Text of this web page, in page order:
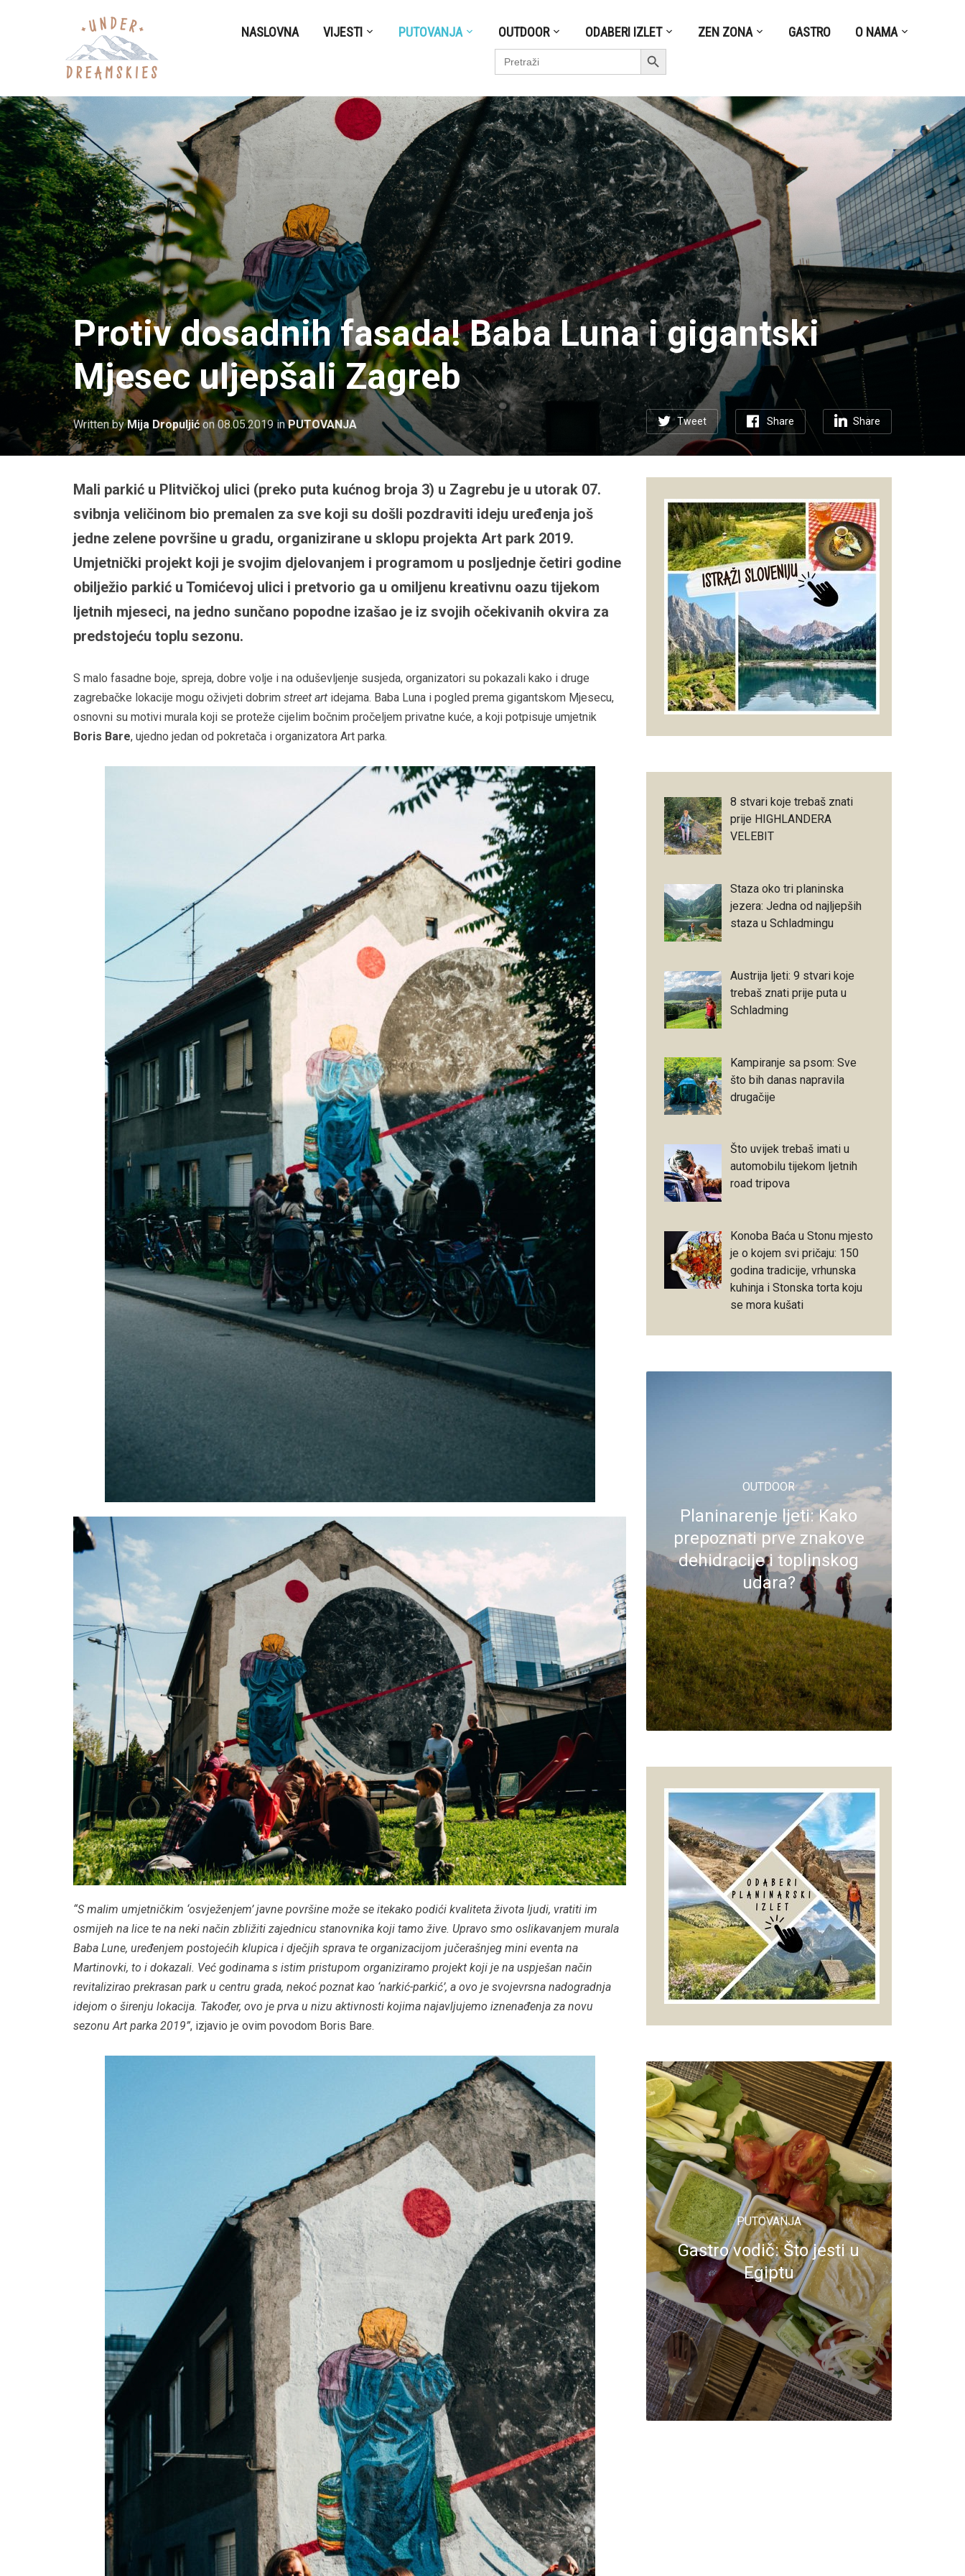
NASLOVNA VIJESTI PUTOVANJA OUTDOOR ODABERI IZLET ZEN ZONA GASTRO O NAMA
Search
for:
Search Button
Protiv dosadnih fasada! Baba Luna i gigantski
Mjesec uljepšali Zagreb
Tweet Share Share
Written byMija Dropuljić on08.05.2019 inPUTOVANJA
Mali parkić u Plitvičkoj ulici (preko puta kućnog broja 3) u Zagrebu je u utorak 07.
svibnja veličinom bio premalen za sve koji su došli pozdraviti ideju uređenja još
jedne zelene površine u gradu, organizirane u sklopu projekta Art park 2019.
Umjetnički projekt koji je svojim djelovanjem i programom u posljednje četiri godine
obilježio parkić u Tomićevoj ulici i pretvorio ga u omiljenu kreativnu oazu tijekom
ljetnih mjeseci, na jedno sunčano popodne izašao je iz svojih očekivanih okvira za
predstojeću toplu sezonu.
S malo fasadne boje, spreja, dobre volje i na oduševljenje susjeda, organizatori su pokazali kako i druge
zagrebačke lokacije mogu oživjeti dobrim street art idejama. Baba Luna i pogled prema gigantskom Mjesecu,
osnovni su motivi murala koji se proteže cijelim bočnim pročeljem privatne kuće, a koji potpisuje umjetnik
Boris Bare, ujedno jedan od pokretača i organizatora Art parka.
“S malim umjetničkim ‘osvježenjem’ javne površine može se itekako podići kvaliteta života ljudi, vratiti im
osmijeh na lice te na neki način zbližiti zajednicu stanovnika koji tamo žive. Upravo smo oslikavanjem murala
Baba Lune, uređenjem postojećih klupica i dječjih sprava te organizacijom jučerašnjeg mini eventa na
Martinovki, to i dokazali. Već godinama s istim pristupom organiziramo projekt koji je na uspješan način
revitalizirao prekrasan park u centru grada, nekoć poznat kao ‘narkić-parkić’, a ovo je svojevrsna nadogradnja
idejom o širenju lokacija. Također, ovo je prva u nizu aktivnosti kojima najavljujemo iznenađenja za novu
sezonu Art parka 2019”, izjavio je ovim povodom Boris Bare.
8 stvari koje trebaš znati
prije HIGHLANDERA
VELEBIT
Staza oko tri planinska
jezera: Jedna od najljepših
staza u Schladmingu
Austrija ljeti: 9 stvari koje
trebaš znati prije puta u
Schladming
Kampiranje sa psom: Sve
što bih danas napravila
drugačije
Što uvijek trebaš imati u
automobilu tijekom ljetnih
road tripova
Konoba Baća u Stonu mjesto
je o kojem svi pričaju: 150
godina tradicije, vrhunska
kuhinja i Stonska torta koju
se mora kušati
OUTDOOR
Planinarenje ljeti: Kako
prepoznati prve znakove
dehidracije i toplinskog
udara?
PUTOVANJA
Gastro vodič: Što jesti u
Egiptu